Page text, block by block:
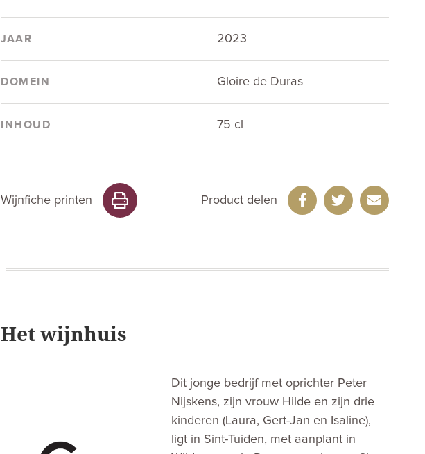
JAAR 2023
DOMEIN Gloire de Duras
INHOUD 75 cl
Wijnfiche printen Product delen
Het wijnhuis
Dit jonge bedrijf met oprichter Peter
Nijskens, zijn vrouw Hilde en zijn drie
kinderen (Laura, Gert-Jan en Isaline),
ligt in Sint-Tuiden, met aanplant in